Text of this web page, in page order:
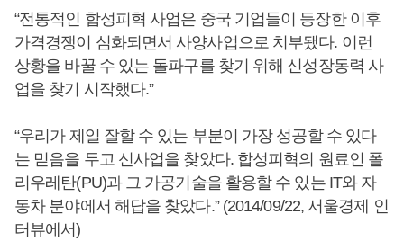
“전통적인 합성피혁 사업은 중국 기업들이 등장한 이후
가격경쟁이 심화되면서 사양사업으로 치부됐다. 이런
상황을 바꿀 수 있는 돌파구를 찾기 위해 신성장동력 사
업을 찾기 시작했다.”
“우리가 제일 잘할 수 있는 부분이 가장 성공할 수 있다
는 믿음을 두고 신사업을 찾았다. 합성피혁의 원료인 폴
리우레탄(PU)과 그 가공기술을 활용할 수 있는 IT와 자
동차 분야에서 해답을 찾았다.” (2014/09/22, 서울경제 인
터뷰에서)